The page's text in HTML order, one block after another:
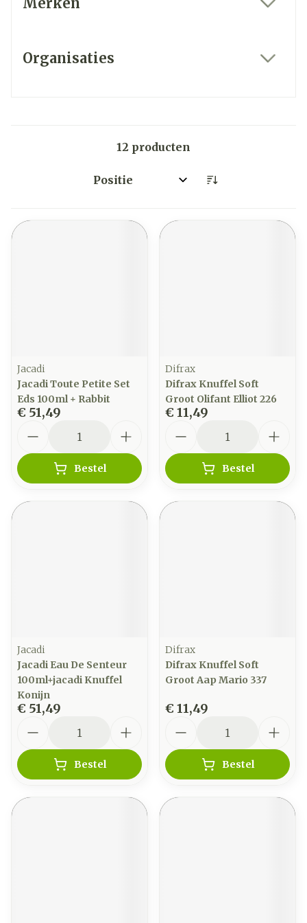
Organisaties
12 producten
Sorteer op:
Jacadi
Jacadi Toute Petite Set
Eds 100ml + Rabbit
€ 51,49
Bestel
Difrax
Difrax Knuffel Soft
Groot Olifant Elliot 226
€ 11,49
Bestel
Jacadi
Jacadi Eau De Senteur
100ml+jacadi Knuffel
Konijn
€ 51,49
Bestel
Difrax
Difrax Knuffel Soft
Groot Aap Mario 337
€ 11,49
Bestel